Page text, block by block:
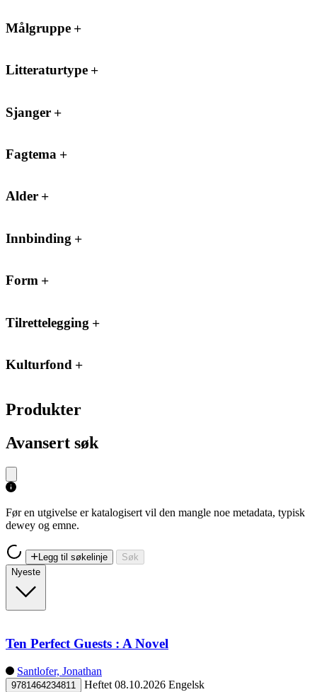
Målgruppe
Litteraturtype
Sjanger
Fagtema
Alder
Innbinding
Form
Tilrettelegging
Kulturfond
Produkter
Avansert søk
Før en utgivelse er katalogisert vil den mangle noe metadata, typisk
dewey og emne.
Legg til søkelinje
Søk
Nyeste
Ten Perfect Guests : A Novel
Santlofer, Jonathan
9781464234811 Heftet 08.10.2026 Engelsk